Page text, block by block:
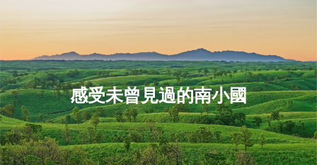
感受未曾見過的南小國